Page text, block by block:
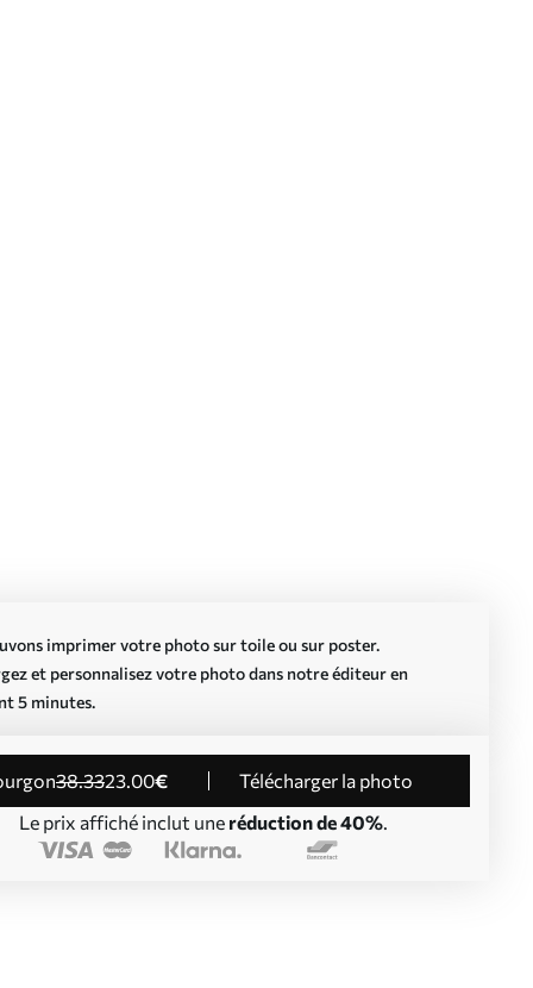
imprimer votre photo sur toile ou sur poster.
et personnalisez votre photo dans notre éditeur en
5 minutes.
38.3323.00€
Télécharger la photo
Le prix affiché inclut une réduction de 40%.